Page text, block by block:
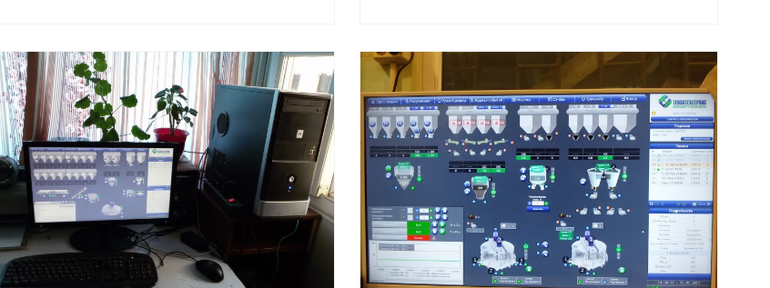
Смотреть проект Смотреть проект